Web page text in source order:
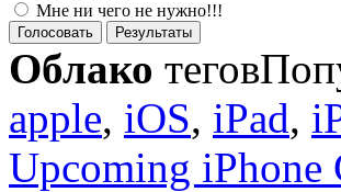
Мне ни чего не нужно!!!
Голосовать Результаты
Облако тегов
apple, iOS, iPad,
Upcoming iPhone